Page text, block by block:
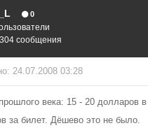
0
сообщения
24.07.2008 03:28
века: 15 - 20 долларов
за билет. Дёшево это не было.